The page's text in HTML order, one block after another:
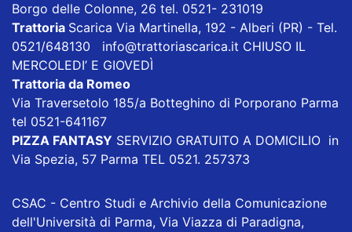
Borgo delle Colonne, 26 tel. 0521- 231019
Trattoria Scarica Via Martinella, 192 - Alberi (PR) - Tel.
0521/648130 info@trattoriascarica.it CHIUSO IL
MERCOLEDI’ E GIOVEDÌ
Trattoria da Romeo
Via Traversetolo 185/a Botteghino di Porporano Parma
tel 0521-641167
PIZZA FANTASY SERVIZIO GRATUITO A DOMICILIO in
Via Spezia, 57 Parma TEL 0521. 257373
CSAC - Centro Studi e Archivio della Comunicazione
dell'Università di Parma, Via Viazza di Paradigna,